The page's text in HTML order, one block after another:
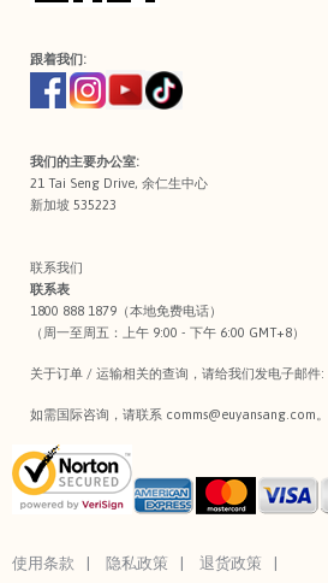
跟着我们:
我们的主要办公室:
21 Tai Seng Drive, 余仁生中心
新加坡 535223
联系我们
联系表
1800 888 1879（本地免费电话）
（周一至周五：上午 9:00 - 下午 6:00 GMT+8）
关于订单 / 运输相关的查询，请给我们发电子邮件:
如需国际咨询，请联系 comms@euyansang.com
使用条款 隐私政策
退货政策